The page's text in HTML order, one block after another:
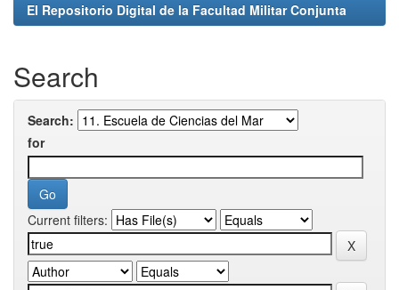
El Repositorio Digital de la Facultad Militar Conjunta
Search
Search:
for
Current filters: